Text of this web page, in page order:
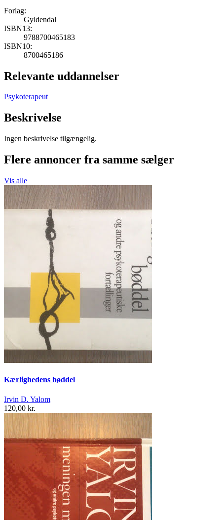
Forlag:
Gyldendal
ISBN13:
9788700465183
ISBN10:
8700465186
Relevante uddannelser
Psykoterapeut
Beskrivelse
Ingen beskrivelse tilgængelig.
Flere annoncer fra samme sælger
Vis alle
Kærlighedens bøddel
Irvin D. Yalom
120,00 kr.